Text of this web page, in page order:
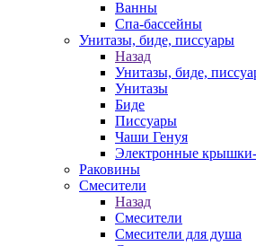
Ванны
Спа-бассейны
Унитазы, биде, писсуары
Назад
Унитазы, биде,
Унитазы
Биде
Писсуары
Чаши Генуя
Электронные
Раковины
Смесители
Назад
Смесители
Смесители для душа